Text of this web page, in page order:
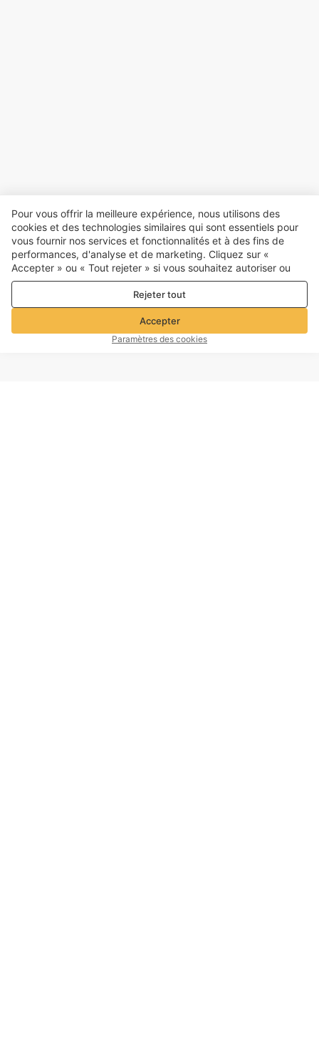
Pour vous offrir la meilleure expérience, nous utilisons des
cookies et des technologies similaires qui sont essentiels pour
vous fournir nos services et fonctionnalités et à des fins de
performances, d'analyse et de marketing. Cliquez sur «
Accepter » ou « Tout rejeter » si vous souhaitez autoriser ou
refuser tout. cookies à des fins de performance, d’analyse et
de marketing. Pour plus de détails, consultez notre
confidentialité et de cookies
Rejeter tout
Accepter
Paramètres des cookies